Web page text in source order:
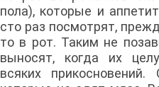
пола), которые и
сто раз посмотрят,
то в рот. Таким не
выносят, когда их
всяких